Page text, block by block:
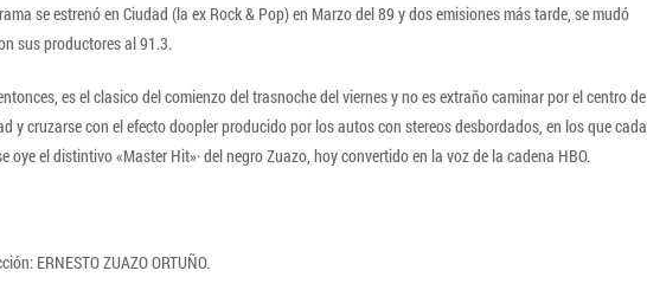
se estrenó en Ciudad (la ex Rock & Pop) en Marzo del 89 y dos emisiones más tarde, se mudó
sus productores al 91.3.
es el clasico del comienzo del trasnoche del viernes y no es extraño caminar por el centro de
y cruzarse con el efecto doopler producido por los autos con stereos desbordados, en los que cada
oye el distintivo «Master Hit»· del negro Zuazo, hoy convertido en la voz de la cadena HBO.
ERNESTO ZUAZO ORTUÑO.